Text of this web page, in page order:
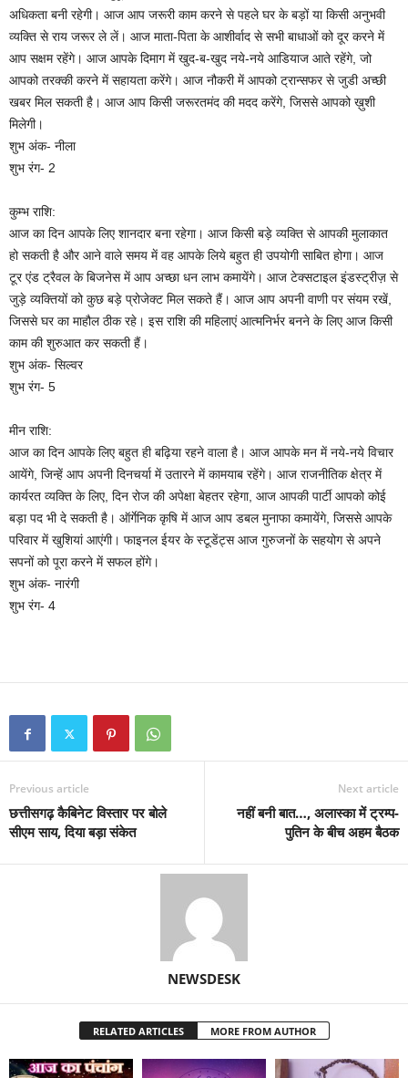
अधिकता बनी रहेगी। आज आप जरूरी काम करने से पहले घर के बड़ों या किसी अनुभवी
व्यक्ति से राय जरूर ले लें। आज माता-पिता के आशीर्वाद से सभी बाधाओं को दूर करने में
आप सक्षम रहेंगे। आज आपके दिमाग में खुद-ब-खुद नये-नये आडियाज आते रहेंगे, जो
आपको तरक्की करने में सहायता करेंगे। आज नौकरी में आपको ट्रान्सफर से जुडी अच्छी
खबर मिल सकती है। आज आप किसी जरूरतमंद की मदद करेंगे, जिससे आपको ख़ुशी
मिलेगी।
शुभ अंक- नीला
शुभ रंग- 2
कुम्भ राशि:
आज का दिन आपके लिए शानदार बना रहेगा। आज किसी बड़े व्यक्ति से आपकी मुलाकात
हो सकती है और आने वाले समय में वह आपके लिये बहुत ही उपयोगी साबित होगा। आज
टूर एंड ट्रैवल के बिजनेस में आप अच्छा धन लाभ कमायेंगे। आज टेक्सटाइल इंडस्ट्रीज़ से
जुड़े व्यक्तियों को कुछ बड़े प्रोजेक्ट मिल सकते हैं। आज आप अपनी वाणी पर संयम रखें,
जिससे घर का माहौल ठीक रहे। इस राशि की महिलाएं आत्मनिर्भर बनने के लिए आज किसी
काम की शुरुआत कर सकती हैं।
शुभ अंक- सिल्वर
शुभ रंग- 5
मीन राशि:
आज का दिन आपके लिए बहुत ही बढ़िया रहने वाला है। आज आपके मन में नये-नये विचार
आयेंगे, जिन्हें आप अपनी दिनचर्या में उतारने में कामयाब रहेंगे। आज राजनीतिक क्षेत्र में
कार्यरत व्यक्ति के लिए, दिन रोज की अपेक्षा बेहतर रहेगा, आज आपकी पार्टी आपको कोई
बड़ा पद भी दे सकती है। ऑर्गेनिक कृषि में आज आप डबल मुनाफा कमायेंगे, जिससे आपके
परिवार में खुशियां आएंगी। फाइनल ईयर के स्टूडेंट्स आज गुरुजनों के सहयोग से अपने
सपनों को पूरा करने में सफल होंगे।
शुभ अंक- नारंगी
शुभ रंग- 4
Previous article
छत्तीसगढ़ कैबिनेट विस्तार पर बोले
सीएम साय, दिया बड़ा संकेत
Next article
नहीं बनी बात…, अलास्का में ट्रम्प-
पुतिन के बीच अहम बैठक
NEWSDESK
RELATED ARTICLES MORE FROM AUTHOR